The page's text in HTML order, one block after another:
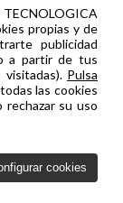
POR
propias y de
publicidad
a partir de tus
visitadas). Pulsa
las cookies
su uso
cookies